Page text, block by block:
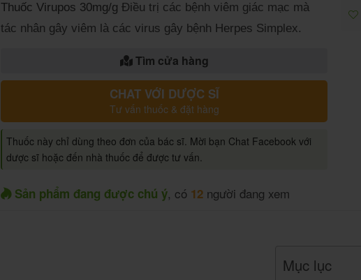
Thuốc Virupos 30mg/g Điều trị các bệnh viêm giác mạc mà
tác nhân gây viêm là các virus gây bệnh Herpes Simplex.
Tìm cửa hàng
CHAT VỚI DƯỢC SĨ
Tư vấn thuốc & đặt hàng
Thuốc này chỉ dùng theo đơn của bác sĩ. Mời bạn Chat Facebook với
dược sĩ hoặc đến nhà thuốc để được tư vấn.
Sản phẩm đang được chú ý, có 12 người đang xem
Mục lục